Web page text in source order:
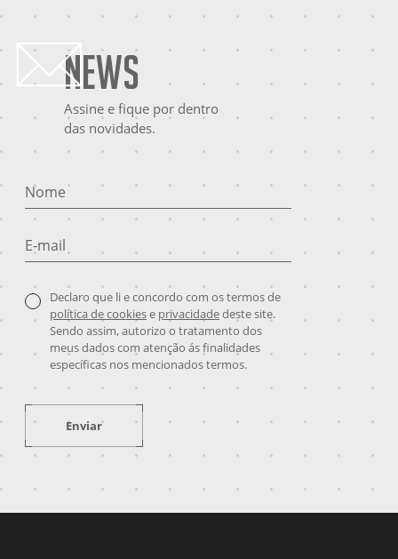
News
Assine e fique por dentro
das novidades.
Nome
E-mail
Declaro que li e concordo com os termos de
política de cookiese privacidadedeste site.
Sendo assim, autorizo o tratamento dos
meus dados com atenção ás finalidades
específicas nos mencionados termos.
Enviar